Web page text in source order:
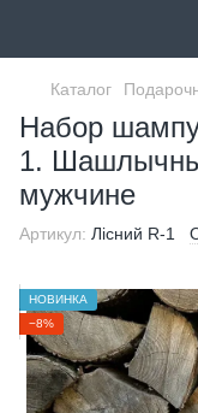
Каталог
Набор
1.
мужчине
Артикул: Лісний R-1
НОВИНКА
−8%